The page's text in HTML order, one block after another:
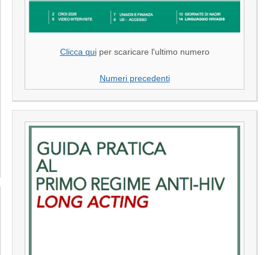
Clicca quiper scaricare l'ultimo numero
Numeri precedenti